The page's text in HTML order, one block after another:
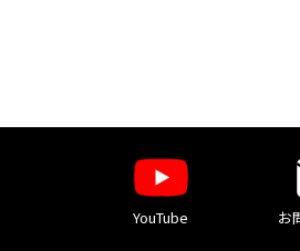
YouTube お